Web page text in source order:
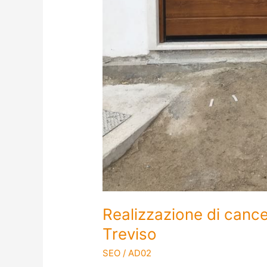
Realizzazione di
Treviso
SEO /AD02